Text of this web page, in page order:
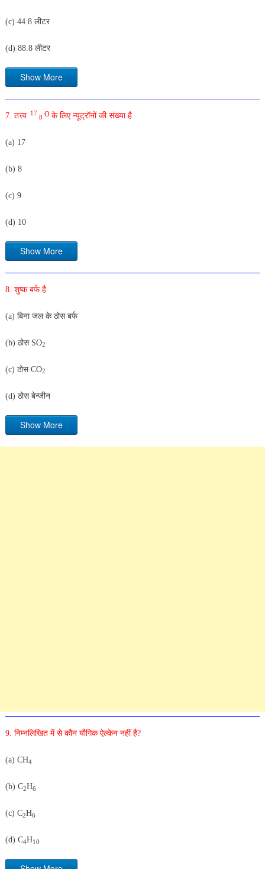
(c) 44.8 लीटर
(d) 88.8 लीटर
Show More
7. तत्त्व17
8 O के लिए न्यूट्रॉनों की संख्या है
(a) 17
(b) 8
(c) 9
(d) 10
Show More
8. शुष्क बर्फ है
(a) बिना जल के ठोस बर्फ
(b) ठोस SO2
(c) ठोस CO2
(d) ठोस बेन्जीन
Show More
9. निम्नलिखित में से कौन यौगिक ऐल्केन नहीं है?
(a) CH4
(b) C2H6
(c) C2H6
(d) C4H10